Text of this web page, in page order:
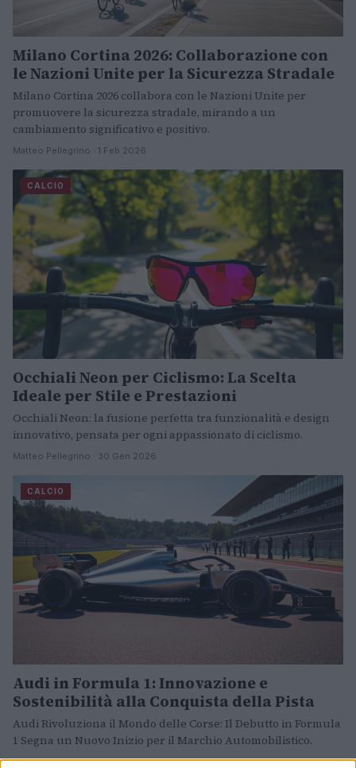
Milano Cortina 2026: Collaborazione con
le Nazioni Unite per la Sicurezza Stradale
Milano Cortina 2026 collabora con le Nazioni Unite per
promuovere la sicurezza stradale, mirando a un
cambiamento significativo e positivo.
Matteo Pellegrino · 1 Feb 2026
CALCIO
Occhiali Neon per Ciclismo: La Scelta
Ideale per Stile e Prestazioni
Occhiali Neon: la fusione perfetta tra funzionalità e design
innovativo, pensata per ogni appassionato di ciclismo.
Matteo Pellegrino · 30 Gen 2026
CALCIO
Audi in Formula 1: Innovazione e
Sostenibilità alla Conquista della Pista
Audi Rivoluziona il Mondo delle Corse: Il Debutto in Formula
1 Segna un Nuovo Inizio per il Marchio Automobilistico.
Matteo Pellegrino · 30 Gen 2026